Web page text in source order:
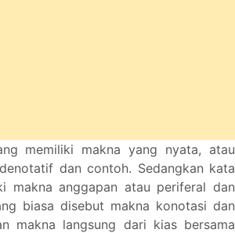
memiliki makna yang nyata, atau
dan contoh. Sedangkan kata
makna anggapan atau periferal dan
biasa disebut makna konotasi dan
makna langsung dari kias bersama